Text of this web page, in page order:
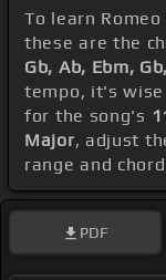
To learn Romeo
these are the
Gb, Ab, Ebm,
tempo, it's
for the song's
Major, adjust
range and
PDF